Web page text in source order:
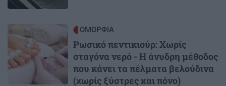
ΟΜΟΡΦΙΑ
Ρωσικό πεντικιούρ: Χωρίς
σταγόνα νερό - Η άνυδρη μέθοδος
που κάνει τα πέλματα βελούδινα
(χωρίς ξύστρες και πόνο)